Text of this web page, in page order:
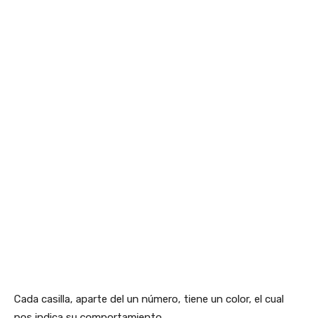
Cada casilla, aparte del un número, tiene un color, el cual